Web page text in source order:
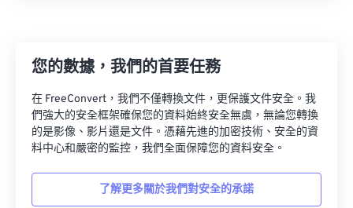
您的數據，我們的首要任務
在 FreeConvert，我們不僅轉換文件，更保護文件安全。我
們強大的安全框架確保您的資料始終安全無虞，無論您轉換
的是影像、影片還是文件。憑藉先進的加密技術、安全的資
料中心和嚴密的監控，我們全面保障您的資料安全。
了解更多關於我們對安全的承諾